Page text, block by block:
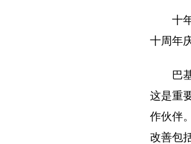
十
十周年
巴
这是重
作伙伴
改善包